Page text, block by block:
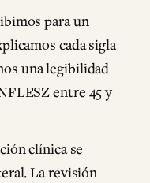
para un
cada sigla
una legibilidad
entre 45 y
clínica se
La revisión